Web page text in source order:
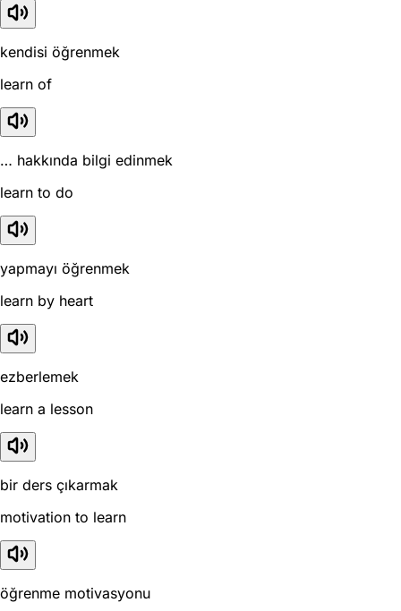
kendisi öğrenmek
learn of
… hakkında bilgi edinmek
learn to do
yapmayı öğrenmek
learn by heart
ezberlemek
learn a lesson
bir ders çıkarmak
motivation to learn
öğrenme motivasyonu